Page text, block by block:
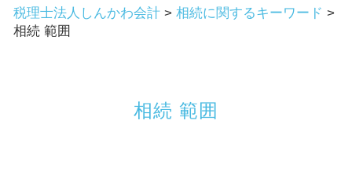
税理士法人しんかわ会計 > 相続に関するキーワード >
相続 範囲
相続 範囲